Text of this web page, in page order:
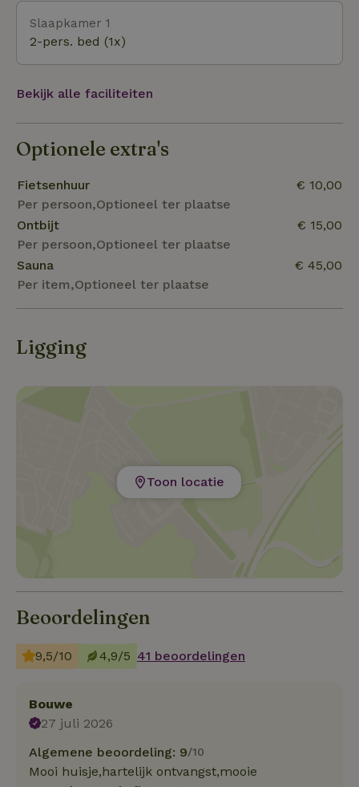
Museum, de Martinitoren of lekker ronddwalen in
de mooie Groninger hofjes, er is hier voor ieder wat
wils. Het Drents Museum in Assen (25 minuten
rijden) inspireert jong en oud met verhalen over
archeologie, kunst en geschiedenis.Het natuurhuisje
staat in een natuur- en waterbergingsgebied van
ongeveer 3500 voetbalvelden, bestaande uit
graslanden, moerassen, moerasbosjes en kreken.
Hier leven tal van bijzondere dieren zoals de
zilverreiger, de blauwe kiekendief, de zeearend, de
roerdomp en de visotter.
Slaapkamer 1
2-pers. bed (1x)
Bekijk alle faciliteiten
Optionele extra's
Fietsenhuur
Per persoon,Optioneel ter plaatse
€ 10,00
Ontbijt
Per persoon,Optioneel ter plaatse
€ 15,00
Sauna
Per item,Optioneel ter plaatse
€ 45,00
Ligging
Toon locatie
Beoordelingen
9,5/10 4,9/5 41 beoordelingen
Bouwe
27 juli 2026
Algemene beoordeling: 9/10
Mooi huisje,hartelijk ontvangst,mooie